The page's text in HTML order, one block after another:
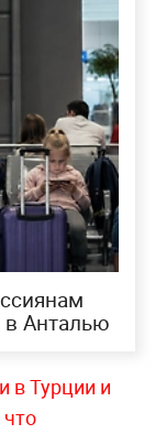
в Анталью
в Турции и
что